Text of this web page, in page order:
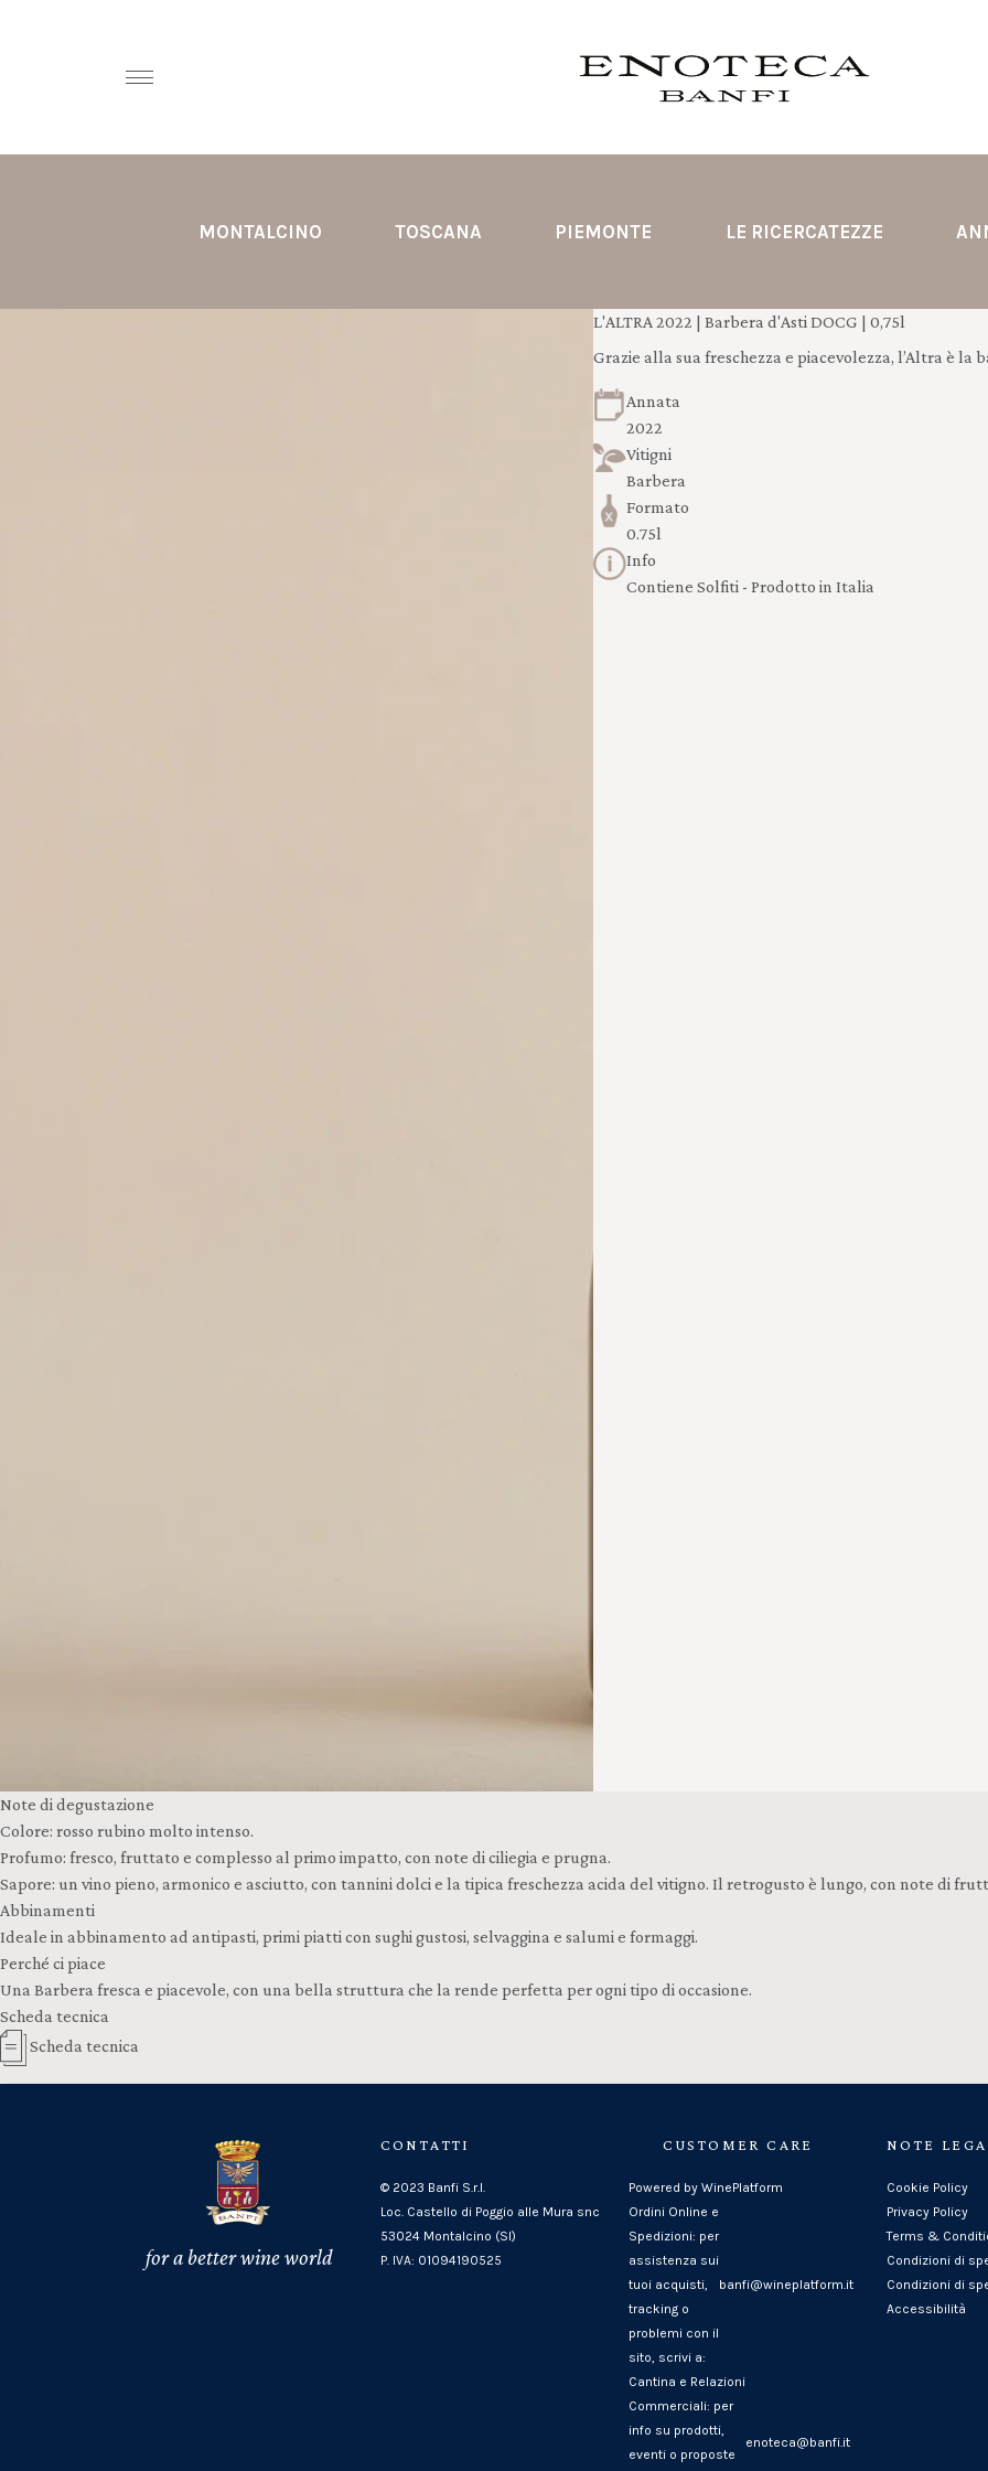
MONTALCINO TOSCANA PIEMONTE LE RICERCATEZZE
L'ALTRA 2022 | Barbera d'Asti DOCG | 0,75l
Grazie alla sua freschezza e piacevolezza, l’Altra è
Annata
2022
Vitigni
Barbera
Formato
0.75l
Info
Contiene Solfiti - Prodotto in Italia
Note di degustazione
Colore: rosso rubino molto intenso.
Profumo: fresco, fruttato e complesso al primo impatto, con note di ciliegia e prugna.
Sapore: un vino pieno, armonico e asciutto, con tannini dolci e la tipica freschezza acida del vitigno. Il retrogusto è lungo, con note di
Abbinamenti
Ideale in abbinamento ad antipasti, primi piatti con sughi gustosi, selvaggina e salumi e formaggi.
Perché ci piace
Una Barbera fresca e piacevole, con una bella struttura che la rende perfetta per ogni tipo di occasione.
Scheda tecnica
Scheda tecnica
for a better wine world
CONTATTI
© 2023 Banfi S.r.l.
Loc. Castello di Poggio alle Mura snc
53024 Montalcino (SI)
P. IVA: 01094190525
CUSTOMER CARE
Powered by WinePlatform
Ordini Online e
Spedizioni: per
assistenza sui
tuoi acquisti,
tracking o
problemi con il
sito, scrivi a:
banfi@wineplatform.it
Cantina e Relazioni
Commerciali: per
info su prodotti,
eventi o proposte
enoteca@banfi.it
NOTE
Cookie Policy
Privacy Policy
Terms &
Condizioni di
Condizioni di
Accessibilità